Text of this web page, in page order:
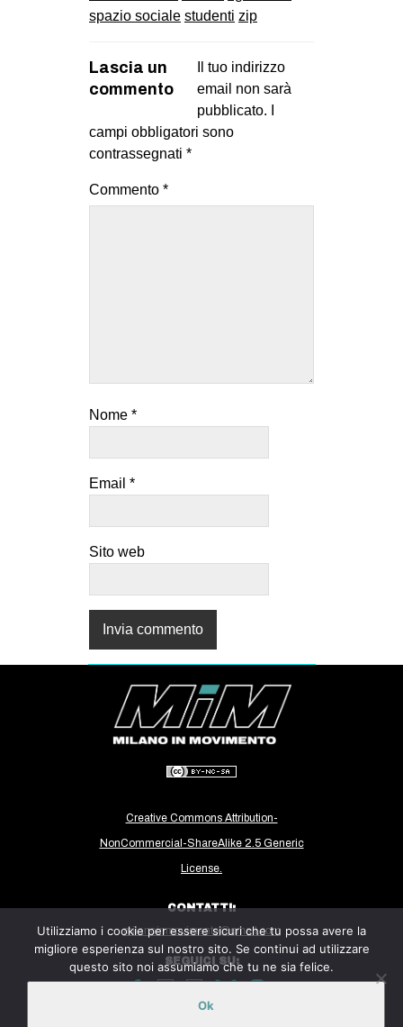
spazio sociale studenti zip
Lascia un
commento
Il tuo indirizzo
email non sarà
pubblicato.
campi obbligatori sono
contrassegnati *
Commento *
Nome *
Email *
Sito web
Creative Commons Attribution-
NonCommercial-ShareAlike 2.5 Generic
License.
CONTATTI:
milanoinmovimento@gmail.com
SEGUICI SU:
Utilizziamo i cookie per essere sicuri che tu possa avere la
migliore esperienza sul nostro sito. Se continui ad utilizzare
questo sito noi assumiamo che tu ne sia felice.
Ok